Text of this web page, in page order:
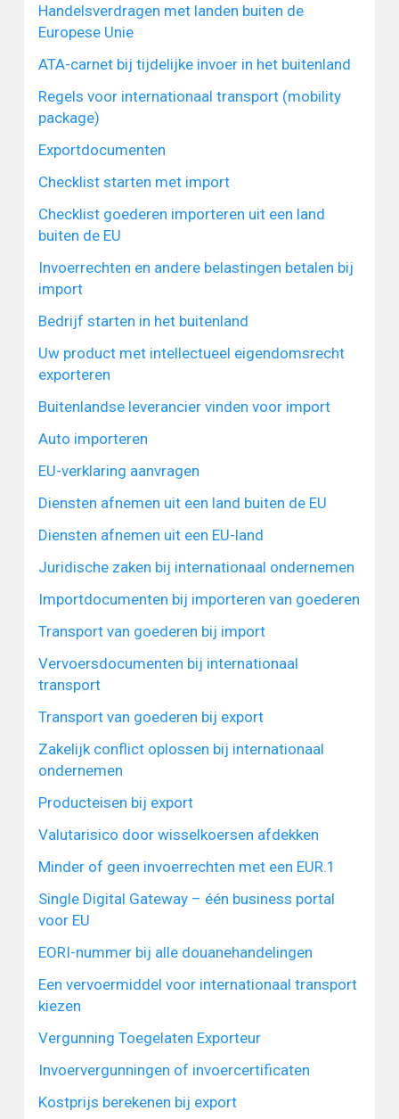
Handelsverdragen met landen buiten de
Europese Unie
ATA-carnet bij tijdelijke invoer in het buitenland
Regels voor internationaal transport (mobility
package)
Exportdocumenten
Checklist starten met import
Checklist goederen importeren uit een land
buiten de EU
Invoerrechten en andere belastingen betalen bij
import
Bedrijf starten in het buitenland
Uw product met intellectueel eigendomsrecht
exporteren
Buitenlandse leverancier vinden voor import
Auto importeren
EU-verklaring aanvragen
Diensten afnemen uit een land buiten de EU
Diensten afnemen uit een EU-land
Juridische zaken bij internationaal ondernemen
Importdocumenten bij importeren van goederen
Transport van goederen bij import
Vervoersdocumenten bij internationaal
transport
Transport van goederen bij export
Zakelijk conflict oplossen bij internationaal
ondernemen
Producteisen bij export
Valutarisico door wisselkoersen afdekken
Minder of geen invoerrechten met een EUR.1
Single Digital Gateway – één business portal
voor EU
EORI-nummer bij alle douanehandelingen
Een vervoermiddel voor internationaal transport
kiezen
Vergunning Toegelaten Exporteur
Invoervergunningen of invoercertificaten
Kostprijs berekenen bij export